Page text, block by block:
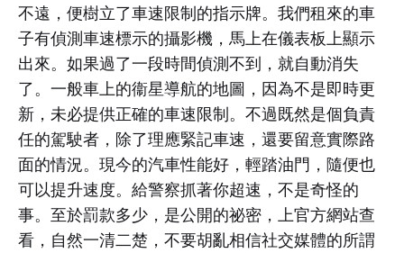
不遠，便樹立了車速限制的指示牌。我們租來的車
子有偵測車速標示的攝影機，馬上在儀表板上顯示
出來。如果過了一段時間偵測不到，就自動消失
了。一般車上的衞星導航的地圖，因為不是即時更
新，未必提供正確的車速限制。不過既然是個負責
任的駕駛者，除了理應緊記車速，還要留意實際路
面的情況。現今的汽車性能好，輕踏油門，隨便也
可以提升速度。給警察抓著你超速，不是奇怪的
事。至於罰款多少，是公開的祕密，上官方網站查
看，自然一清二楚，不要胡亂相信社交媒體的所謂